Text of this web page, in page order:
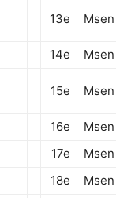
13e Msen
14e Msen
15e Msen
16e
Msen
17e
Msen
18e
Msen